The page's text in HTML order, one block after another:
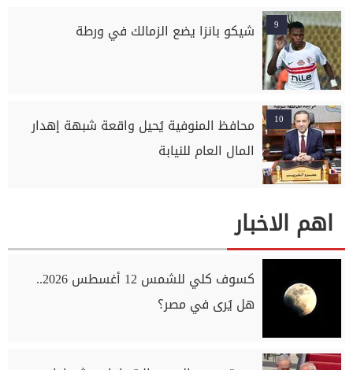
9 شيكو بانزا يضع الزمالك في ورطة
10
محافظ المنوفية يُحيل واقعة شبهة إهدار
المال العام للنيابة
اهم الاخبار
كسوف كلي للشمس 12 أغسطس 2026..
هل يُرى في مصر؟